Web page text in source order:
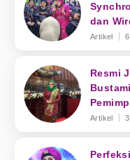
dan
Artikel
Resmi
Artikel